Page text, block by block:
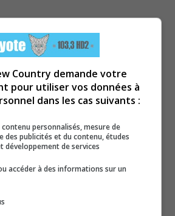
Country demande votre
pour utiliser vos données à
dans les cas suivants :
personnalisés, mesure de
des publicités et du contenu, études
développement de services
accéder à des informations sur un